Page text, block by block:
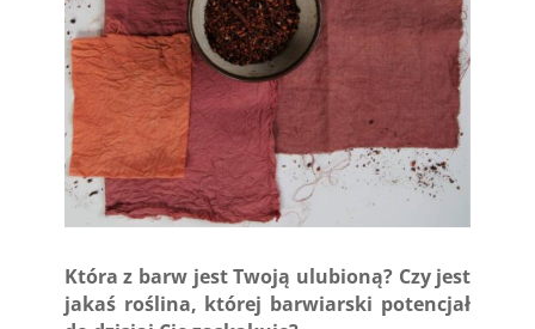
Która z barw jest Twoją ulubioną? Czy jest
jakaś roślina, której barwiarski potencjał